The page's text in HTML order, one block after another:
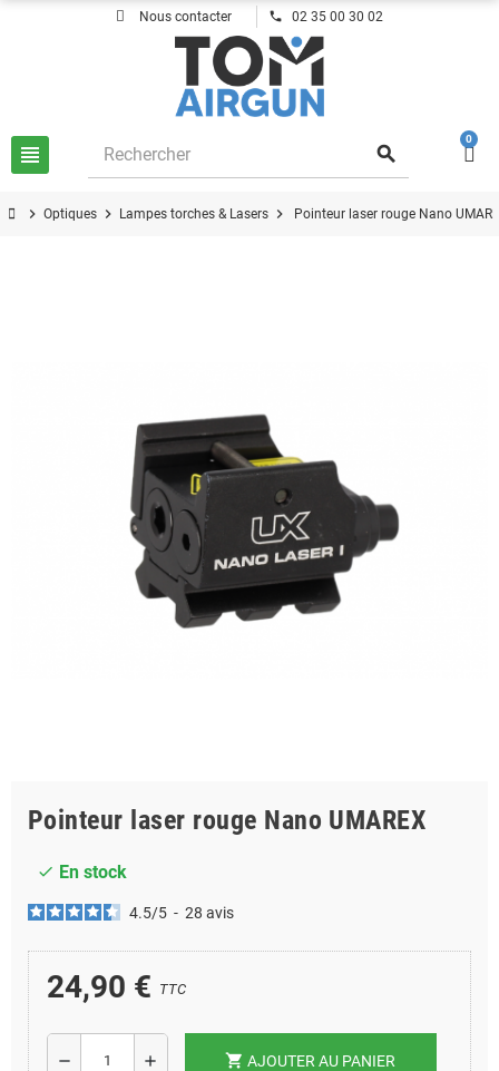
Nous contacter phone 02 35 00 30 02
view_headline search
0
chevron_right Optiques chevron_right Lampes torches & Lasers chevron_right Pointeur laser rouge Nano
Pointeur laser rouge Nano UMAREX
check En stock
4.5/5 - 28 avis
24,90 € TTC
remove add shopping_cart AJOUTER AU PANIER